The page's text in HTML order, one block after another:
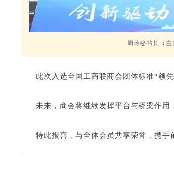
周玲秘书长（
此次入选全国工商联商会团体标准“领
未来，商会将继续发挥平台与桥梁作
特此报喜，与全体会员共享荣誉，携手